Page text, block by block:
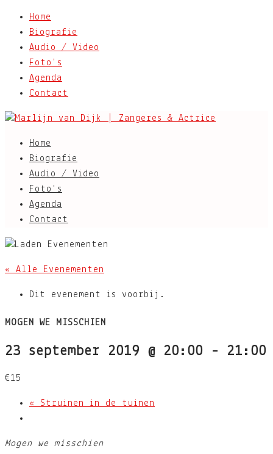
Home
Biografie
Audio / Video
Foto's
Agenda
Contact
Home
Biografie
Audio / Video
Foto's
Agenda
Contact
« Alle Evenementen
Dit evenement is voorbij.
MOGEN WE MISSCHIEN
23 september 2019 @ 20:00 - 21:00
€15
« Struinen in de tuinen
Mogen we misschien